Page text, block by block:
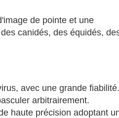
de pointe et une
canidés, des équidés,
avec une grande fiabilité.
arbitrairement.
haute précision adoptant